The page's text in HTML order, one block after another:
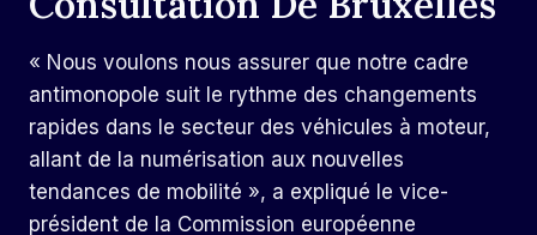
« Nous voulons nous assurer que notre cadre
antimonopole suit le rythme des changements
rapides dans le secteur des véhicules à moteur,
allant de la numérisation aux nouvelles
tendances de mobilité », a expliqué le vice-
président de la Commission européenne